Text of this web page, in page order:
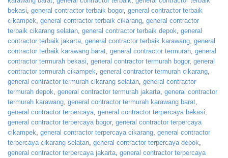
bekasi general contractor terbaik bogor, general contractor terbaik
cikampek general contractor terbaik cikarang general contractor
terbaik cikarang selatan general contractor terbaik depok general
contractor terbaik jakarta general contractor terbaik karawang general
contractor terbaik karawang barat general contractor termurah general
contractor termurah bekasi general contractor termurah bogor, general
contractor termurah cikampek general contractor termurah cikarang
general contractor termurah cikarang selatan general contractor
termurah depok general contractor termurah jakarta general contractor
termurah karawang general contractor termurah karawang barat
general contractor terpercaya general contractor terpercaya bekasi
general contractor terpercaya bogor, general contractor terpercaya
cikampek general contractor terpercaya cikarang general contractor
terpercaya cikarang selatan general contractor terpercaya depok
general contractor terpercaya jakarta general contractor terpercaya